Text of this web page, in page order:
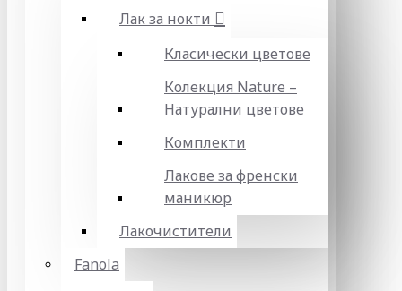
Лак за нокти
Класически цветове
Колекция Nature –
Натурални цветове
Комплекти
Лакове за френски
маникюр
Лакочистители
Fanola